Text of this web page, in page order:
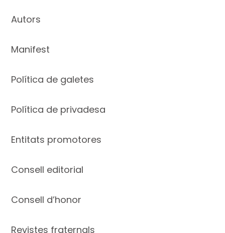
Autors
Manifest
Política de galetes
Política de privadesa
Entitats promotores
Consell editorial
Consell d’honor
Revistes fraternals